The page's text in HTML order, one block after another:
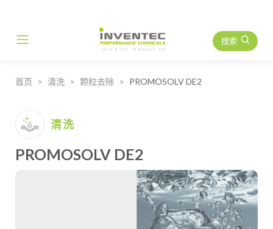
Main Navigation 搜索
首页 清洗 颗粒去除 PROMOSOLV DE2
清洗
PROMOSOLV DE2